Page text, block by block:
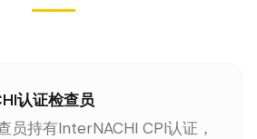
认证检查员
员持有InterNACHI CPI认证，